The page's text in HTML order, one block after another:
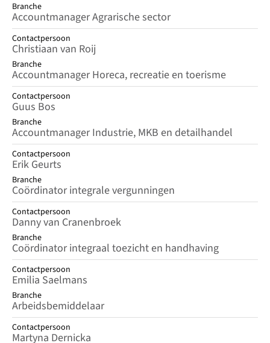
Branche
Accountmanager Agrarische sector
Contactpersoon
Christiaan van Roij
Branche
Accountmanager Horeca, recreatie en toerisme
Contactpersoon
Guus Bos
Branche
Accountmanager Industrie, MKB en detailhandel
Contactpersoon
Erik Geurts
Branche
Coördinator integrale vergunningen
Contactpersoon
Danny van Cranenbroek
Branche
Coördinator integraal toezicht en handhaving
Contactpersoon
Emilia Saelmans
Branche
Arbeidsbemiddelaar
Contactpersoon
Martyna Dernicka